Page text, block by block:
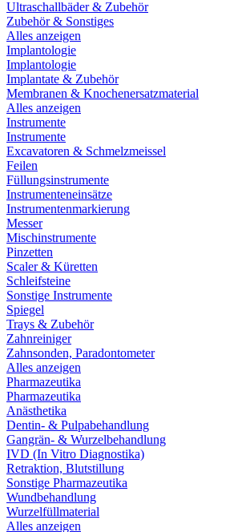
Ultraschallbäder & Zubehör
Zubehör & Sonstiges
Alles anzeigen
Implantologie
Implantologie
Implantate & Zubehör
Membranen & Knochenersatzmaterial
Alles anzeigen
Instrumente
Instrumente
Excavatoren & Schmelzmeissel
Feilen
Füllungsinstrumente
Instrumenteneinsätze
Instrumentenmarkierung
Messer
Mischinstrumente
Pinzetten
Scaler & Küretten
Schleifsteine
Sonstige Instrumente
Spiegel
Trays & Zubehör
Zahnreiniger
Zahnsonden, Paradontometer
Alles anzeigen
Pharmazeutika
Pharmazeutika
Anästhetika
Dentin- & Pulpabehandlung
Gangrän- & Wurzelbehandlung
IVD (In Vitro Diagnostika)
Retraktion, Blutstillung
Sonstige Pharmazeutika
Wundbehandlung
Wurzelfüllmaterial
Alles anzeigen